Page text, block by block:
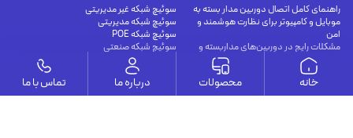
سوئیچ شبکه غیر مدیریتی
سوئیچ شبکه مدیریتی
سوئیچ شبکه POE
سوئیچ شبکه صنعتی
مدیا کانورتور و متعلقات
راهنمای کامل اتصال دوربین مدار بسته به
موبایل و کامپیوتر برای نظارت هوشمند و
امن
مشکلات رایج در دوربین‌های مداربسته و
راهکارهای جامع تعمیر
کابل‌های اترنت شیلددار (محافظت‌شده) چه
هستند؟
اترنت Cat8 چگونه با راهکارهای فیبر نوری
خانه محصولات درباره ما تماس با ما